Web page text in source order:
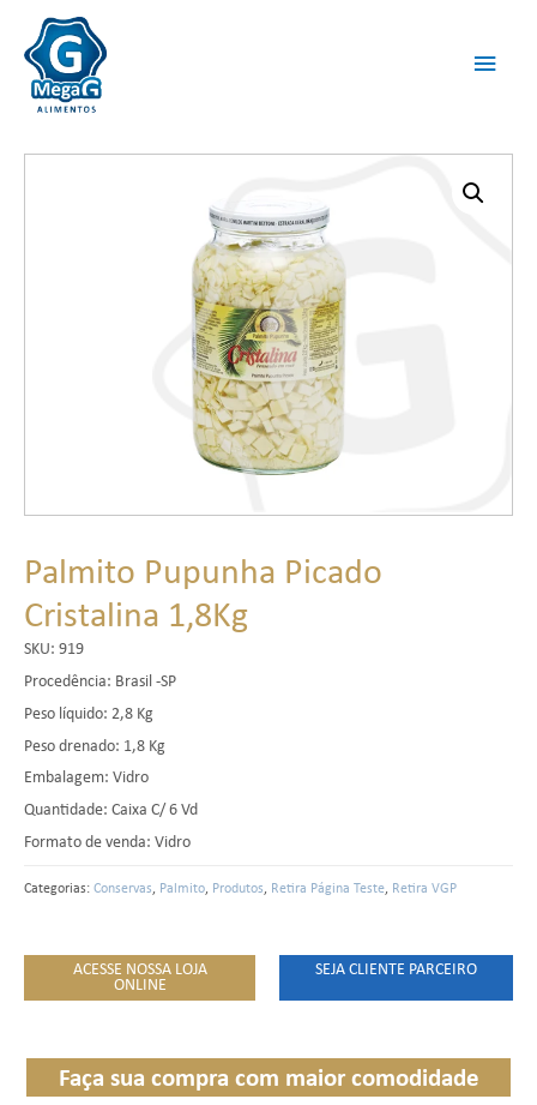
Palmito Pupunha Picado
Cristalina 1,8Kg
SKU: 919
Procedência: Brasil -SP
Peso líquido: 2,8 Kg
Peso drenado: 1,8 Kg
Embalagem: Vidro
Quantidade: Caixa C/ 6 Vd
Formato de venda: Vidro
Categorias:Conservas, Palmito, Produtos, Retira Página Teste, Retira VGP
ACESSE NOSSA LOJA
ONLINE
SEJA CLIENTE PARCEIRO
Faça sua compra com maior comodidade